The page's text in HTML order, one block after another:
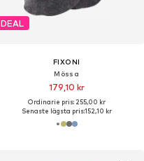
DEAL
FIXONI
Mössa
179,10 kr
Ordinarie pris: 255,00 kr
Senaste lägsta pris:152,10 kr